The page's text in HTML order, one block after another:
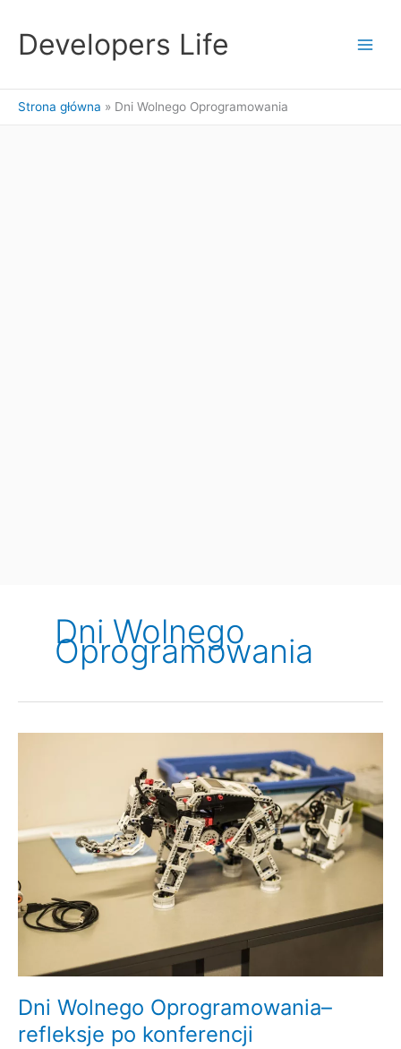
treściDevelopers Life
Strona główna Dni Wolnego Oprogramowania
Dni Wolnego
Oprogramowania
Dni Wolnego Oprogramowania–
refleksje po konferencji